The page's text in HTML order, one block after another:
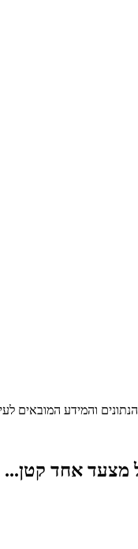
הנתונים והמידע המובאים
מצעד אחד קטן...